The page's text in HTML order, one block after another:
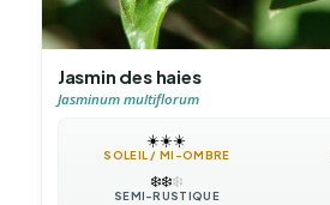
Jasmin des haies
Jasminum multiflorum
☀️☀️☀️
SOLEIL / MI-OMBRE
❄️❄️❄️
SEMI-RUSTIQUE